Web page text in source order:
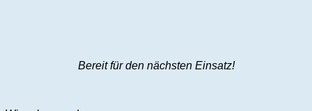
Bereit für den nächsten Einsatz!